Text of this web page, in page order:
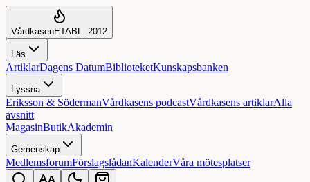
VårdkasenETABL. 2012
Läs
ArtiklarDagens DatumBiblioteketKunskapsbanken
Lyssna
Eriksson & SödermanVårdkasens podcastVårdkasens artiklarAlla
avsnitt
MagasinButikAkademin
Gemenskap
MedlemsforumFörslagslådanKalenderVåra mötesplatser